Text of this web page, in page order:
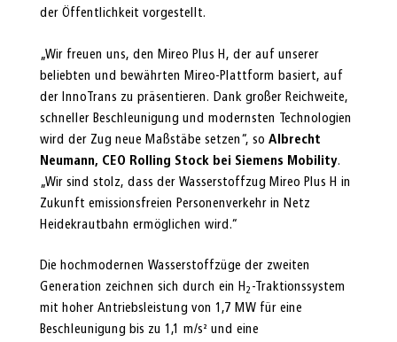
der Öffentlichkeit vorgestellt.
„Wir freuen uns, den Mireo Plus H, der auf unserer
beliebten und bewährten Mireo-Plattform basiert, auf
der InnoTrans zu präsentieren. Dank großer Reichweite,
schneller Beschleunigung und modernsten Technologien
wird der Zug neue Maßstäbe setzen“, so Albrecht
Neumann, CEO Rolling Stock bei Siemens Mobility.
„Wir sind stolz, dass der Wasserstoffzug Mireo Plus H in
Zukunft emissionsfreien Personenverkehr in Netz
Heidekrautbahn ermöglichen wird.“
Die hochmodernen Wasserstoffzüge der zweiten
Generation zeichnen sich durch ein H 2 -Traktionssystem
mit hoher Antriebsleistung von 1,7 MW für eine
Beschleunigung bis zu 1,1 m/s² und eine